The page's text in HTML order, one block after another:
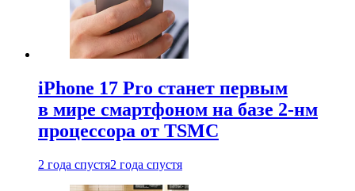
iPhone 17 Pro станет первым
в мире смартфоном на базе 2-нм
процессора от TSMC
2 года спустя2 года спустя